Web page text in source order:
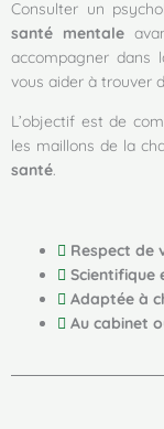
Consulter un
santé mentale
accompagner dans
vous aider à trouver
L’objectif est de
les maillons de la
santé.
Respect de
Scientifique
Adaptée à
Au cabinet